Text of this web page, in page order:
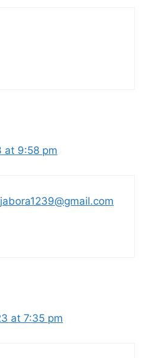
at 9:58 pm
at 7:35 pm